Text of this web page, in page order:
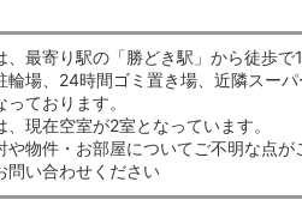
、最寄り駅の「勝どき駅」から徒歩
輪場、24時間ゴミ置き場、近隣スー
ております。
、現在空室が2室となっています。
や物件・お部屋についてご不明な点
問い合わせください